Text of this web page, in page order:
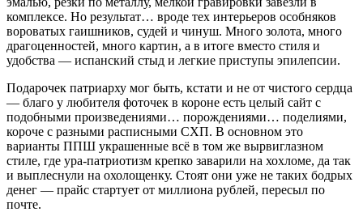
комплексе. Но результат… вроде тех интерьеров особняков
вороватых гаишников, судей и чинуш. Много золота, много
драгоценностей, много картин, а в итоге вместо стиля и
удобства — испанский стыд и легкие приступы эпилепсии.
Подарочек патриарху мог быть, кстати и не от чистого сердца
— благо у любителя фоточек в короне есть целый сайт с
подобными произведениями… порождениями… поделиями,
короче с разными расписными СХП. В основном это
варианты ППШ украшенные всё в том же вырвиглазном
стиле, где ура-патриотизм крепко заварили на хохломе, да так
и выплеснули на охолощенку. Стоят они уже не таких бодрых
денег — прайс стартует от миллиона рублей, пересыл по
почте.